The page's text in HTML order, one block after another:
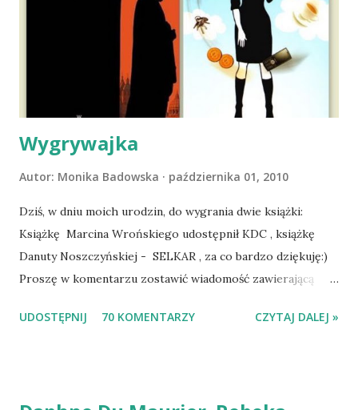
atak padaczki, co spowodowało, że wyjazd odwołaliśmy,
wdrożyliśmy leczenie i od nowa zaczęliśmy oswajać z nami i
wspólnym życiem zdezorientowanego chorobą psa. Udało
się ustabilizować zawirowania zdrowotne i wówczas
zaczęliśmy się cieszyć sobą wzajemnie już na 100%.
Dopier...
Wygrywajka
Autor: Monika Badowska października 01, 2010
Dziś, w dniu moich urodzin, do wygrania dwie książki:
Książkę Marcina Wrońskiego udostępnił KDC , książkę
Danuty Noszczyńskiej - SELKAR , za co bardzo dziękuję:)
Proszę w komentarzu zostawić wiadomość zawierającą
Losowanie odbędzie się w niedzielę o 8:00. Zapraszam
UDOSTĘPNIJ 70 KOMENTARZY CZYTAJ DALEJ »